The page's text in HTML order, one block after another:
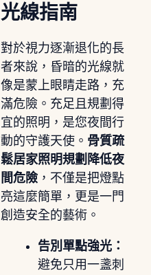
光線指南
對於視力逐漸退化的長
者來說，昏暗的光線就
像是蒙上眼睛走路，充
滿危險。充足且規劃得
宜的照明，是您夜間行
動的守護天使。 骨質疏
鬆居家照明規劃降低夜
間危險，不僅是把燈點
亮這麼簡單，更是一門
創造安全的藝術。
告別單點強光：
避免只用一盞刺